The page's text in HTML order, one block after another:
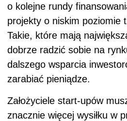
o kolejne rundy
projekty o niskim poziomie
Takie, które mają
dobrze radzić sobie na
dalszego wsparcia
zarabiać pieniądze.
Założyciele start-upów
znacznie więcej wysiłku w